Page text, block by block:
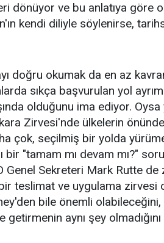
dönüyor ve bu anlatıya göre
kendi diliyle söylenirse,
doğru okumak da en az
sıkça başvurulan yol
olduğunu ima ediyor.
Zirvesi'nde ülkelerin
çok, seçilmiş bir yolda
bir "tamam mı devam mı?"
Genel Sekreteri Mark Rutte de
teslimat ve uygulama zirvesi
bile önemli
aynı şey